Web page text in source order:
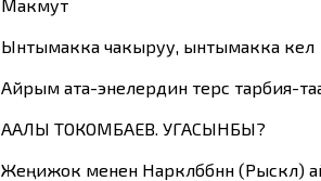
Макмут
Ынтымакка чакыруу, ынтымакка келүү
Айрым ата-энелердин терс тарбия-
ААЛЫ ТОКОМБАЕВ. УГАСЫНБЫ?
Жеңижок менен Наркүлбүбүнүн (Рыскүл)